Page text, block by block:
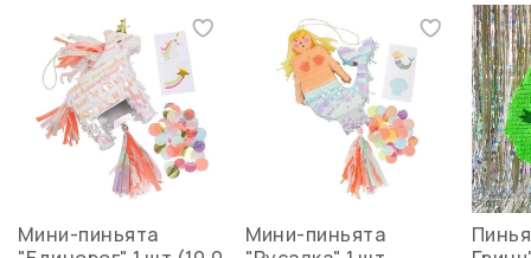
Мини-пиньята
Мини-пиньята